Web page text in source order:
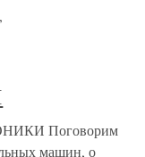
Поговорим
машин, о